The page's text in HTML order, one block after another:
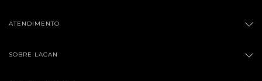
ATENDIMENTO
SOBRE LACAN